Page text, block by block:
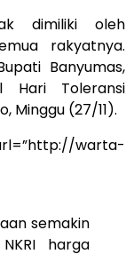
dimiliki oleh
rakyatnya.
Banyumas,
Hari Toleransi
Minggu (27/11).
warta-
semakin
harga